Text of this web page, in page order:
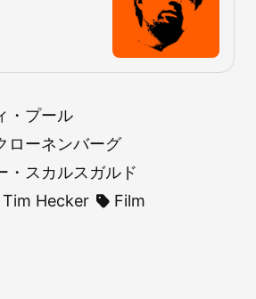
・プール
ローネンバーグ
・スカルスガルド
Tim Hecker Film